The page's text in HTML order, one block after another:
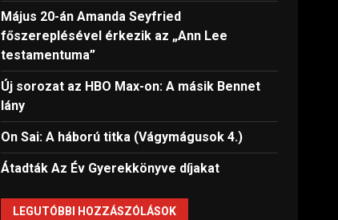
Május 20-án Amanda Seyfried
főszereplésével érkezik az „Ann Lee
testamentuma”
Új sorozat az HBO Max-on: A másik Bennet
lány
On Sai: A ​háború titka (Vágymágusok 4.)
Átadták Az Év Gyerekkönyve díjakat
LEGUTÓBBI HOZZÁSZÓLÁSOK